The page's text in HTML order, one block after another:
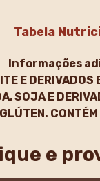
Tabela
Informações
E DERIVADOS
SOJA E
GLÚTEN.
e